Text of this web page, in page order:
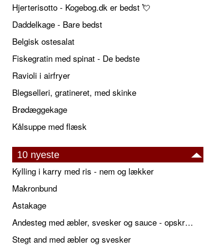
Hjerterisotto - Kogebog.dk er bedst 💘
Daddelkage - Bare bedst
Belgisk ostesalat
Fiskegratin med spinat - De bedste
Ravioli i airfryer
Blegselleri, gratineret, med skinke
Brødæggekage
Kålsuppe med flæsk
10 nyeste
Kylling i karry med ris - nem og lækker
Makronbund
Astakage
Andesteg med æbler, svesker og sauce - opskrift også til jul
Stegt and med æbler og svesker